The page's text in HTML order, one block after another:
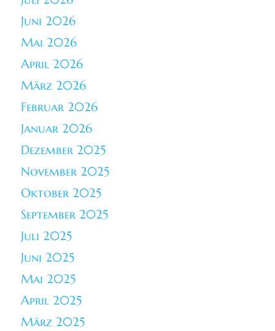
Juni 2026
Mai 2026
April 2026
März 2026
Februar 2026
Januar 2026
Dezember 2025
November 2025
Oktober 2025
September 2025
Juli 2025
Juni 2025
Mai 2025
April 2025
März 2025